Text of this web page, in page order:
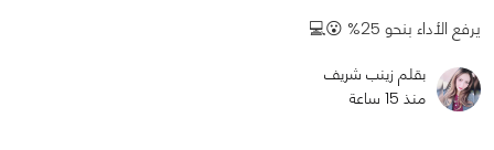
يرفع الأداء بنحو 25% 😮💻
بقلم زينب شريف
منذ 15 ساعة